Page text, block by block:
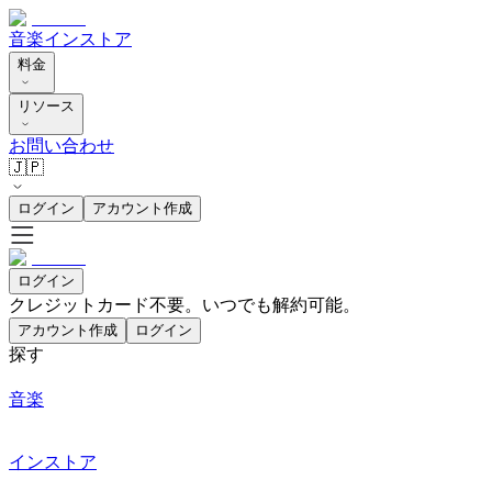
音楽インストア
料金
リソース
お問い合わせ
🇯🇵
ログイン アカウント作成
ログイン
クレジットカード不要。いつでも解約可能。
アカウント作成 ログイン
探す
音楽
インストア